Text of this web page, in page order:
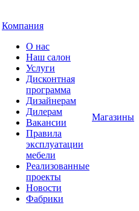
Компания
О нас
Наш салон
Услуги
Дисконтная
программа
Дизайнерам
Дилерам
Вакансии
Правила
эксплуатации
мебели
Реализованные
проекты
Новости
Фабрики
Магазины